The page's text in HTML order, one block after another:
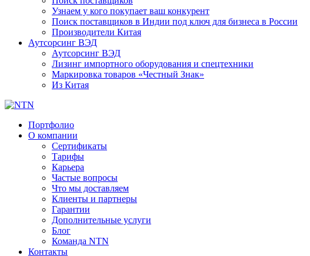
Узнаем у кого покупает ваш конкурент
Поиск поставщиков в Индии под ключ для бизнеса в России
Производители Китая
Аутсорсинг ВЭД
Аутсорсинг ВЭД
Лизинг импортного оборудования и спецтехники
Маркировка товаров «Честный Знак»
Из Китая
Портфолио
О компании
Сертификаты
Тарифы
Карьера
Частые вопросы
Что мы доставляем
Клиенты и партнеры
Гарантии
Дополнительные услуги
Блог
Команда NTN
Контакты